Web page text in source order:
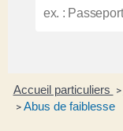
Accueil particuliers >
> Abus de faiblesse